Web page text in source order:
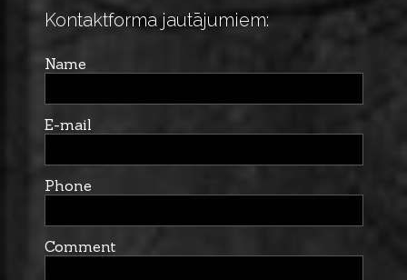
Kontaktforma jautājumiem:
Name
E-mail
Phone
Comment